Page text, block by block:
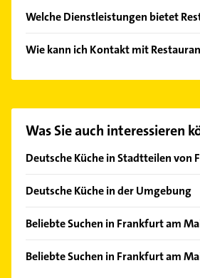
Welche Dienstleistungen bietet
Wie kann ich Kontakt mit
Was Sie auch interessieren
Deutsche Küche in Stadtteilen von
Altstadt
Bockenheim
Innenstadt
Deutsche Küche in der Umgebung
Offenbach am Main
Neu-Isenburg
Beliebte Suchen in Frankfurt am
Putzfrau
Beliebte Suchen in Frankfurt am